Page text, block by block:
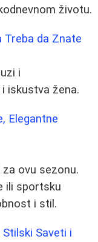
životu.
Treba da Znate
i
iskustva žena.
Elegantne
ovu sezonu.
ili sportsku
i stil.
Saveti i